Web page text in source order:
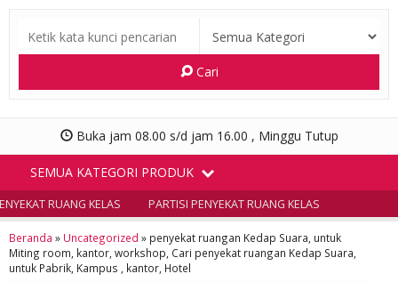
Cari
Buka jam 08.00 s/d jam 16.00 , Minggu Tutup
SEMUA KATEGORI PRODUK
RUANG KELAS PARTISI PENYEKAT RUANG KELAS
Beranda » Uncategorized » penyekat ruangan Kedap Suara, untuk
Miting room, kantor, workshop, Cari penyekat ruangan Kedap Suara,
untuk Pabrik, Kampus , kantor, Hotel